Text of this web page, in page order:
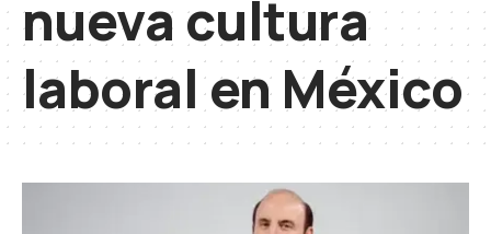
nueva cultura
laboral en México